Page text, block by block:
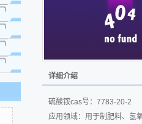
详细介绍
硫酸铵cas号：7783-20-
应用领域：用于制肥料、